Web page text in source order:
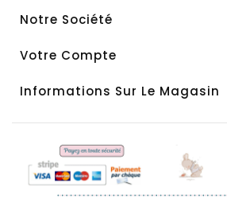
Notre Société
Votre Compte
Informations Sur Le Magasin